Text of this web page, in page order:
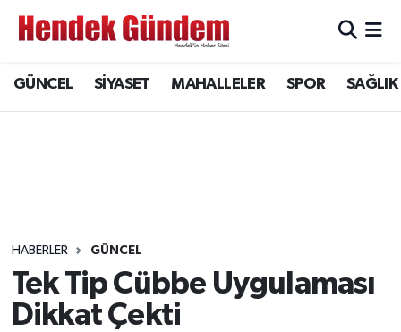
GÜNCEL SİYASET MAHALLELER SPOR SAĞLIK
HABERLER GÜNCEL
Tek Tip Cübbe Uygulaması
Dikkat Çekti
Sakarya Hava Durumu
Süper Lig Puan Durumu ve Fikstür
Tüm Manşetler